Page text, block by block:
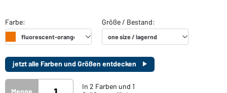
jetzt alle Farben und Größen entdecken
Menge
In 2 Farben und 1